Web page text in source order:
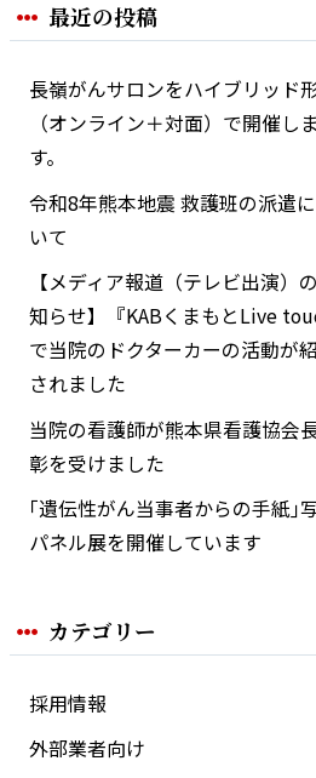
最近の投稿
長嶺がんサロンをハイブリッド
（オンライン＋対面）で開催しま
す。
令和8年熊本地震 救護班の派遣
いて
【メディア報道（テレビ出演）
知らせ】『KABくまもとLive
で当院のドクターカーの活動が
されました
当院の看護師が熊本県看護協会
彰を受けました
｢遺伝性がん当事者からの手紙｣
パネル展を開催しています
カテゴリー
採用情報
外部業者向け